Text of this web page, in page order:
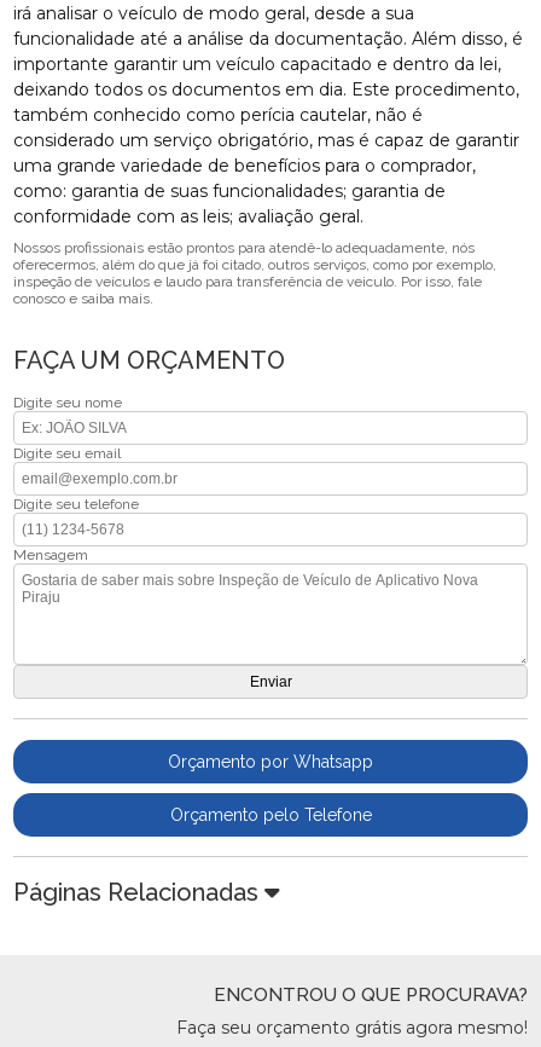
irá analisar o veículo de modo geral, desde a sua
funcionalidade até a análise da documentação. Além disso, é
importante garantir um veículo capacitado e dentro da lei,
deixando todos os documentos em dia. Este procedimento,
também conhecido como perícia cautelar, não é
considerado um serviço obrigatório, mas é capaz de garantir
uma grande variedade de benefícios para o comprador,
como: garantia de suas funcionalidades; garantia de
conformidade com as leis; avaliação geral.
Nossos profissionais estão prontos para atendê-lo adequadamente, nós
oferecermos, além do que já foi citado, outros serviços, como por exemplo,
inspeção de veículos e laudo para transferência de veiculo. Por isso, fale
conosco e saiba mais.
FAÇA UM ORÇAMENTO
Digite seu nome
Digite seu email
Digite seu telefone
Mensagem
Orçamento por Whatsapp
Orçamento pelo Telefone
Páginas Relacionadas
ENCONTROU O QUE PROCURAVA?
Faça seu orçamento grátis agora mesmo!